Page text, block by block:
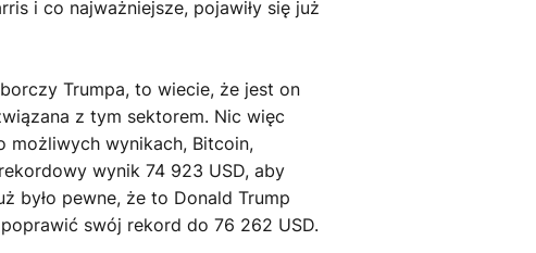
i co najważniejsze, pojawiły się już
Trumpa, to wiecie, że jest on
z tym sektorem. Nic więc
możliwych wynikach, Bitcoin,
wynik 74 923 USD, aby
było pewne, że to Donald Trump
swój rekord do 76 262 USD.